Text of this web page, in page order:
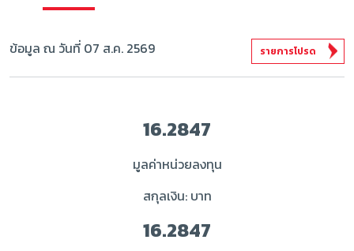
ข้อมูล ณ วันที่ 07 ส.ค. 2569 รายการโปรด
16.2847
มูลค่าหน่วยลงทุน
สกุลเงิน: บาท
16.2847